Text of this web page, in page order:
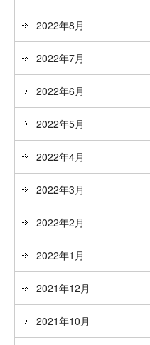
2022年8月
2022年7月
2022年6月
2022年5月
2022年4月
2022年3月
2022年2月
2022年1月
2021年12月
2021年10月